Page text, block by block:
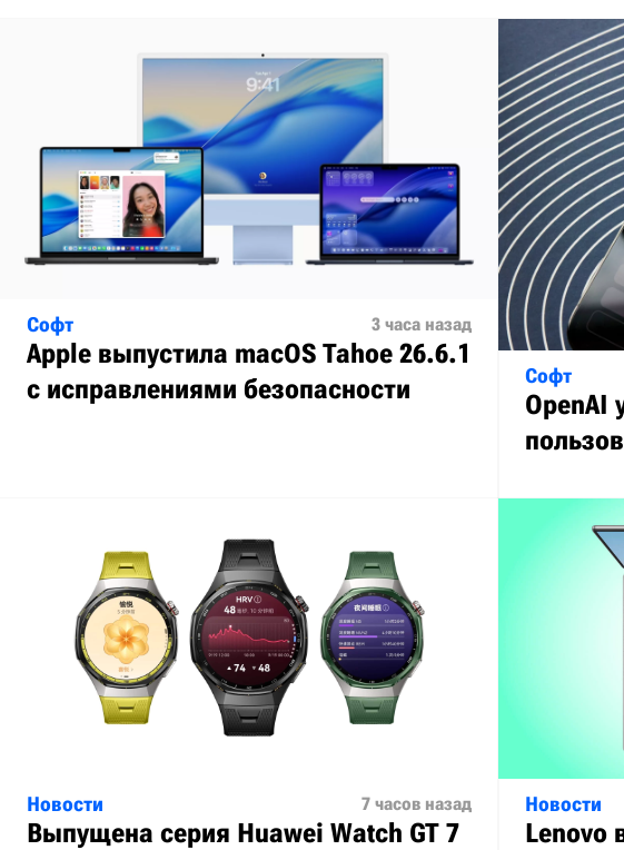
Софт 3 часа назад
Apple выпустила macOS Tahoe 26.6.1
с исправлениями безопасности
Софт
OpenAI
Новости 7 часов назад
Выпущена серия Huawei Watch GT 7
Новости
Lenovo